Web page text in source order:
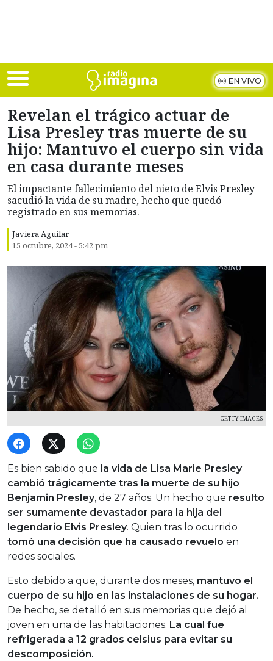
EN VIVO
Revelan el trágico actuar de
Lisa Presley tras muerte de su
hijo: Mantuvo el cuerpo sin vida
en casa durante meses
El impactante fallecimiento del nieto de Elvis Presley
sacudió la vida de su madre, hecho que quedó
registrado en sus memorias.
Javiera Aguilar
15 octubre, 2024 - 5:42 pm
GETTY IMAGES
Es bien sabido que la vida de Lisa Marie Presley
cambió trágicamente tras la muerte de su hijo
Benjamin Presley, de 27 años. Un hecho que resulto
ser sumamente devastador para la hija del
legendario Elvis Presley. Quien tras lo ocurrido
tomó una decisión que ha causado revuelo en
redes sociales.
Esto debido a que, durante dos meses, mantuvo el
cuerpo de su hijo en las instalaciones de su hogar.
De hecho, se detalló en sus memorias que dejó al
joven en una de las habitaciones. La cual fue
refrigerada a 12 grados celsius para evitar su
descomposición.